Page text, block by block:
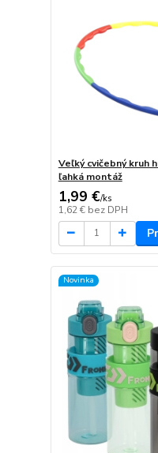
Veľký cvičebný kruh
ľahká montáž
1,99 €/ks
1,62 € bez DPH
Novinka